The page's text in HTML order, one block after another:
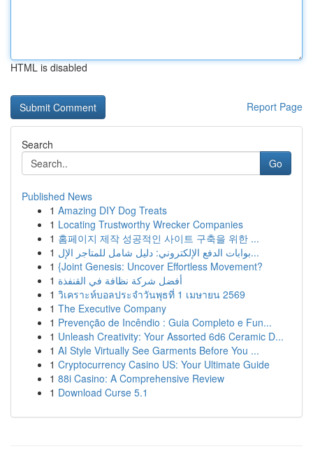
HTML is disabled
Report Page
Search
Go
Published News
1 Amazing DIY Dog Treats
1 Locating Trustworthy Wrecker Companies
1 홈페이지 제작 성공적인 사이트 구축을 위한 ...
1
بوابات الدفع الإلكتروني: دليل شامل للمتاجر الإل...
1 {Joint Genesis: Uncover Effortless Movement?
1 أفضل شركة نظافة في القنفذة
1 วิเคราะห์บอลประจำวันพุธที่ 1 เมษายน 2569
1 The Executive Company
1 Prevenção de Incêndio : Guia Completo e Fun...
1 Unleash Creativity: Your Assorted 6d6 Ceramic D...
1 AI Style Virtually See Garments Before You ...
1 Cryptocurrency Casino US: Your Ultimate Guide
1 88i Casino: A Comprehensive Review
1 Download Curse 5.1